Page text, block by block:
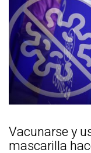
Vacunarse y
mascarilla